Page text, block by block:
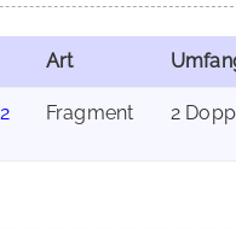
Art
Fragment 2